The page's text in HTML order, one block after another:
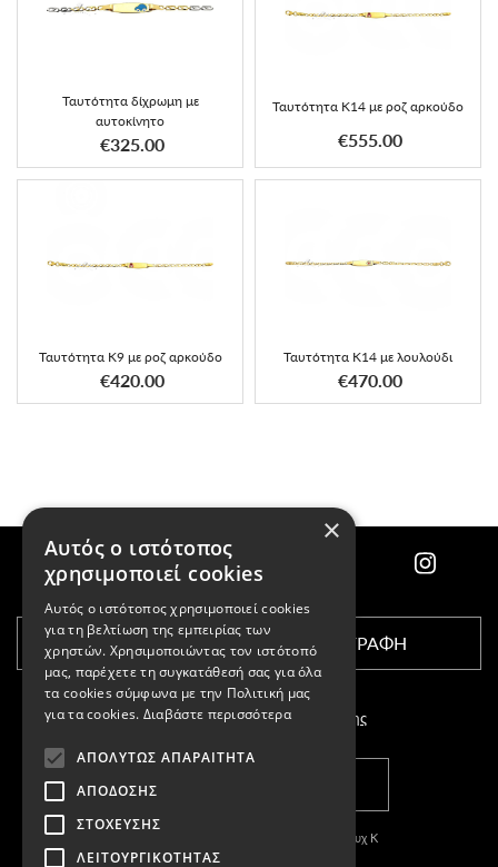
Ταυτότητα δίχρωμη με
αυτοκίνητο
€325.00
Ταυτότητα Κ14 με ροζ αρκούδο
€555.00
Ταυτότητα Κ9 με ροζ αρκούδο
€420.00
Ταυτότητα Κ14 με λουλούδι
€470.00
ΕΓΓΡΑΦΗ
Αποδέχομαι τους όρους χρήσης
Copyright © 2011-2026 Κασπαριάν Σεμπουχ Κ
×
Αυτός ο ιστότοπος
χρησιμοποιεί cookies
Αυτός ο ιστότοπος χρησιμοποιεί cookies
για τη βελτίωση της εμπειρίας των
χρηστών. Χρησιμοποιώντας τον ιστότοπό
μας, παρέχετε τη συγκατάθεσή σας για όλα
τα cookies σύμφωνα με την Πολιτική μας
για τα cookies. Διαβάστε περισσότερα
ΑΠΟΛΎΤΩΣ ΑΠΑΡΑΊΤΗΤΑ
ΑΠΌΔΟΣΗΣ
ΣΤΌΧΕΥΣΗΣ
ΛΕΙΤΟΥΡΓΙΚΌΤΗΤΑΣ